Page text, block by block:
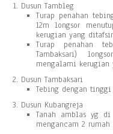
Dusun Tambleg
Turap penahan
12m longsor
kerugian yang
Turap penahan
Tambaksari)
mengalami kerugian
Dusun Tambaksari
Tebing dengan
Dusun Kubangreja
Tanah amblas yg
mengancam 2